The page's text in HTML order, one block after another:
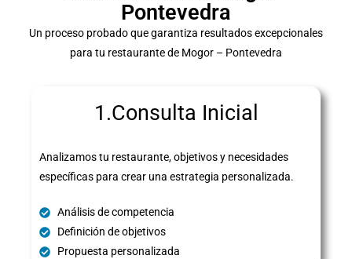
Pontevedra
Un proceso probado que garantiza resultados excepcionales
para tu restaurante de Mogor – Pontevedra
1.Consulta Inicial
Analizamos tu restaurante, objetivos y necesidades
específicas para crear una estrategia personalizada.
Análisis de competencia
Definición de objetivos
Propuesta personalizada